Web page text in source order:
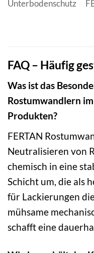
Unterbodenschutz
FAQ – Häufig
Was ist das
Rostumwandlern
Produkten?
FERTAN
Neutralisieren von
chemisch in eine
Schicht um, die als
für Lackierungen
mühsame
schafft eine